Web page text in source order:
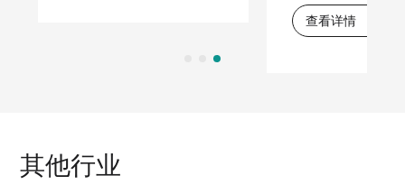
择，力求为爱宠提供优质、健康的生活
条件。 宠物食品包装上的条形码通常
期、生产厂家等关键信息，这些信息对
其他行业